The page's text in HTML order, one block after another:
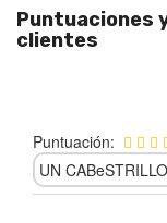
Puntuaciones
clientes
Puntuación:
UN